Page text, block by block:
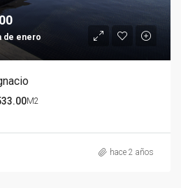
de enero
M2
hace 2 años